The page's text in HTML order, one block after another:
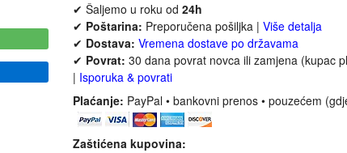
✔ Šaljemo u roku od 24h
✔ Poštarina: Preporučena pošiljka | Više detalja
✔ Dostava: Vremena dostave po državama
✔ Povrat: 30 dana povrat novca ili zamjena (kupac
| Isporuka & povrati
Plaćanje: PayPal • bankovni prenos • pouzećem
Zaštićena kupovina: